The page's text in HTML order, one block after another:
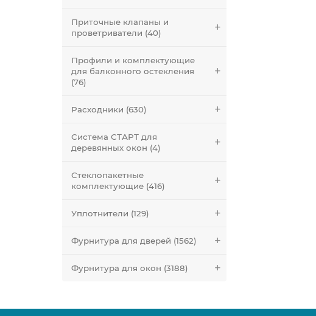
Приточные клапаны и
проветриватели (40)
Профили и комплектующие
для балконного остекления
(76)
Расходники (630)
Система СТАРТ для
деревянных окон (4)
Стеклопакетные
комплектующие (416)
Уплотнители (129)
Фурнитура для дверей (1562)
Фурнитура для окон (3188)